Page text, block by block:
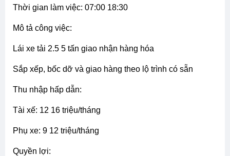
thời gian làm việc: 07:00 18:30
mô tả công việc:
lái xe tải 2.5 5 tấn giao nhận hàng hóa
sắp xếp, bốc dỡ và giao hàng theo lộ trình có sẵn
thu nhập hấp dẫn:
tài xế: 12 16 triệu/tháng
phụ xe: 9 12 triệu/tháng
quyền lợi: